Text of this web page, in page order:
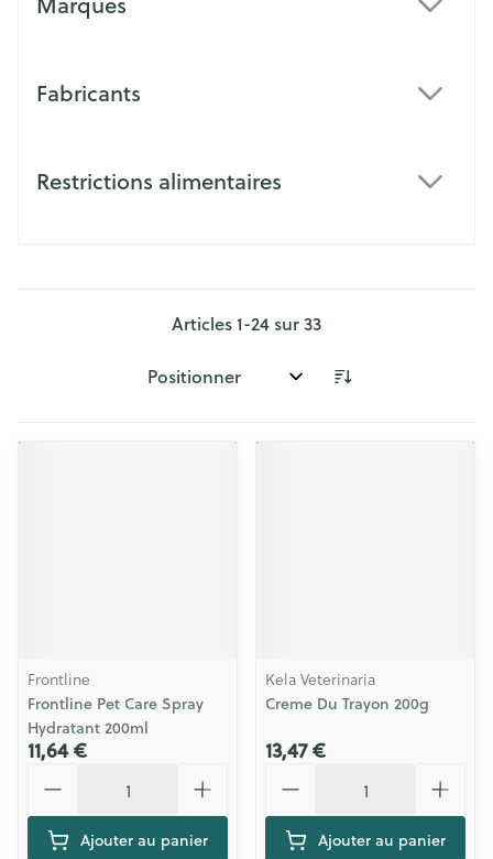
Fabricants
Restrictions alimentaires
Articles1-24sur33
Trier par:
Frontline
Frontline Pet Care Spray
Hydratant 200ml
11,64 €
Ajouter au panier
Kela Veterinaria
Creme Du Trayon 200g
13,47 €
Ajouter au panier